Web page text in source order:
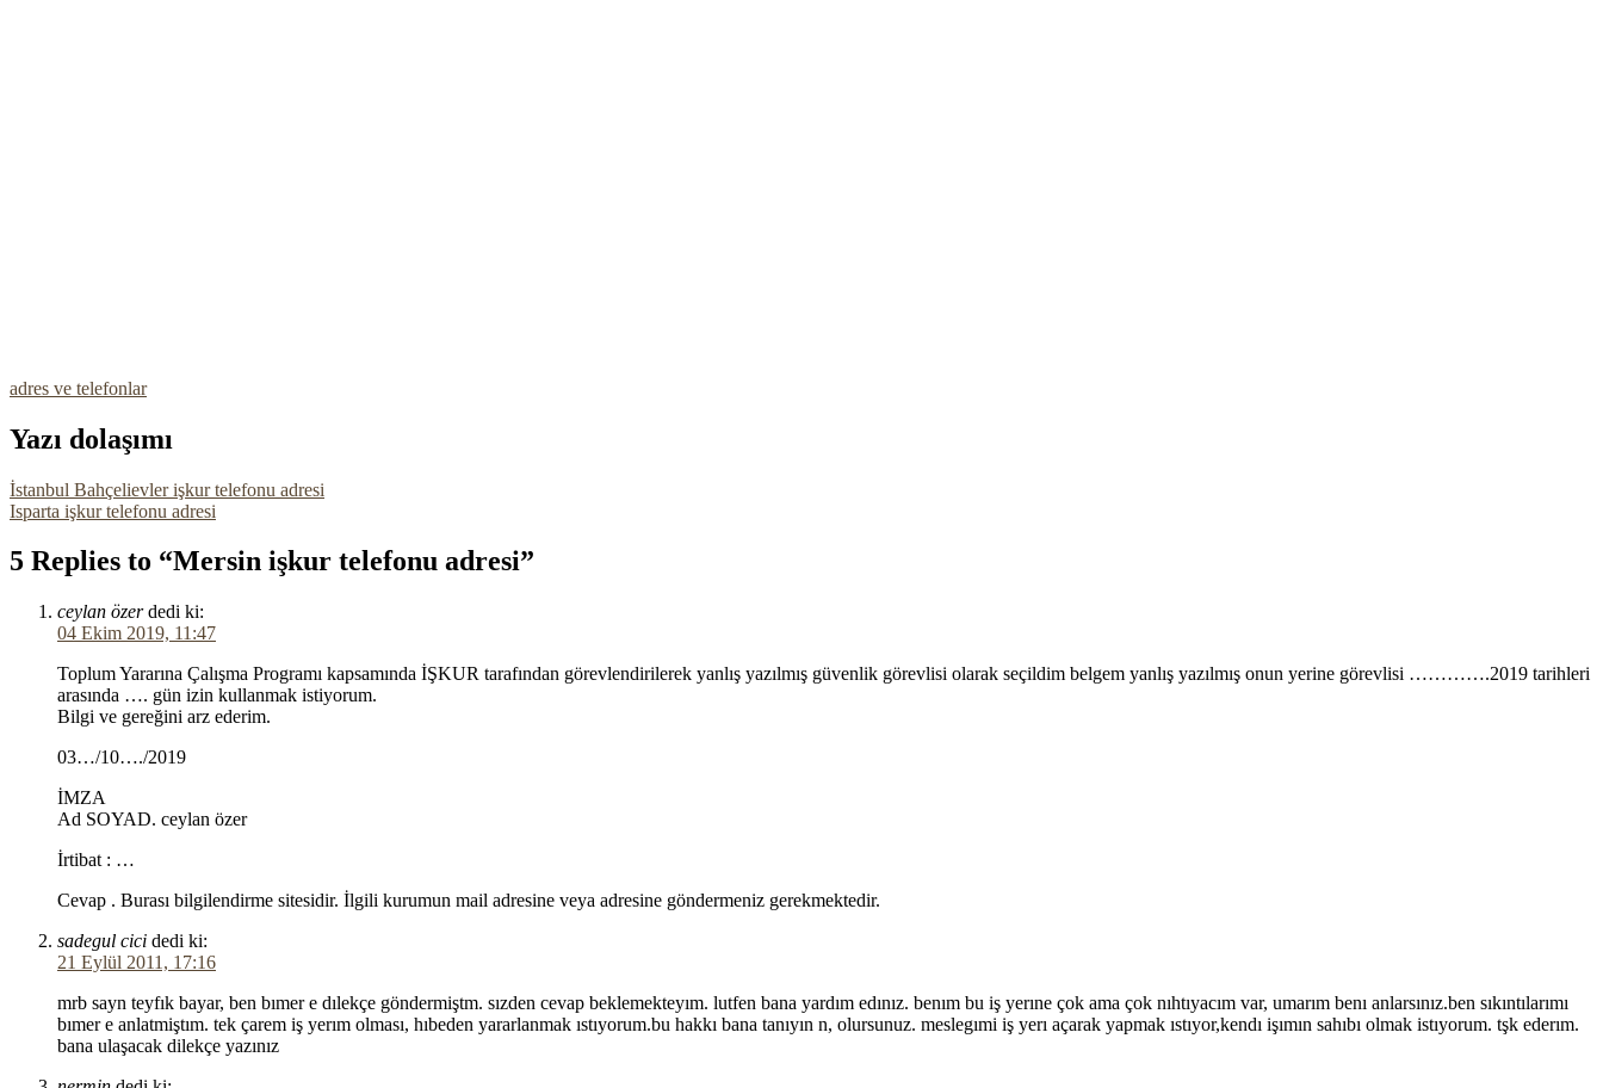
adres ve telefonlar
Yazı dolaşımı
İstanbul Bahçelievler işkur telefonu adresi
Isparta işkur telefonu adresi
5 Replies to “Mersin işkur telefonu adresi”
ceylan özer dedi ki:
04 Ekim 2019, 11:47
Toplum Yararına Çalışma Programı kapsamında İŞKUR tarafından görevlendirilerek yanlış yazılmış güvenlik görevlisi olarak seçildim belgem yanlış yazılmış onun yerine görevlisi ………….2019 tarihleri
arasında …. gün izin kullanmak istiyorum.
Bilgi ve gereğini arz ederim.
03…/10…./2019
İMZA
Ad SOYAD. ceylan özer
İrtibat : …
Cevap . Burası bilgilendirme sitesidir. İlgili kurumun mail adresine veya adresine göndermeniz gerekmektedir.
sadegul cici dedi ki:
21 Eylül 2011, 17:16
mrb sayn teyfık bayar, ben bımer e dılekçe göndermiştm. sızden cevap beklemekteyım. lutfen bana yardım edınız. benım bu iş yerıne çok ama çok nıhtıyacım var, umarım benı anlarsınız.ben sıkıntılarımı
bımer e anlatmiştım. tek çarem iş yerım olması, hıbeden yararlanmak ıstıyorum.bu hakkı bana tanıyın n, olursunuz. meslegımi iş yerı açarak yapmak ıstıyor,kendı işımın sahıbı olmak istıyorum. tşk ederım.
bana ulaşacak dilekçe yazınız